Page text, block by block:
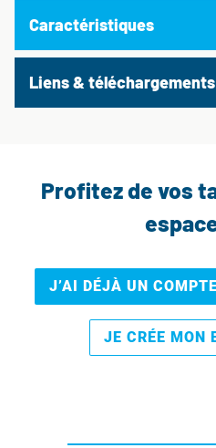
Caractéristiques
Liens & téléchargements
Profitez de vos
J’AI DÉJÀ UN
JE CRÉE MON